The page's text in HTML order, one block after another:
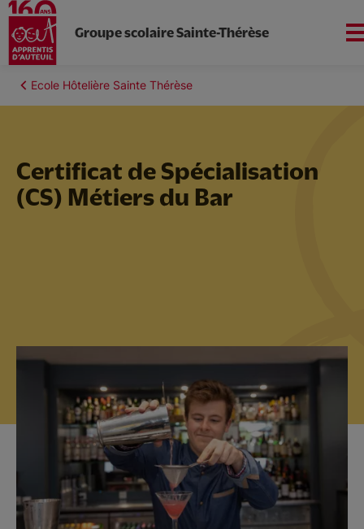
principal
Groupe scolaire Sainte-Thérèse
Nous connaitre
Promesse d'embauche
Contact & inscriptions
Apprentis d'Auteuil en
Île-de-France
Fil Ecole Hôtelière Sainte Thérèse
Certificat de Spécialisation
(CS) Métiers du Bar